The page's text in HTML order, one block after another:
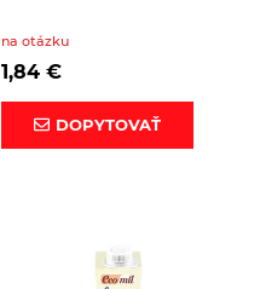
na otázku
1,84 €
DOPYTOVAŤ